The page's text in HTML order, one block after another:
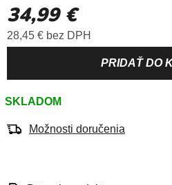
hodnotenie
produktu
je
z
hviezdičiek.
SKLADOM
Možnosti doručenia
34,99 €
28,45 € bez DPH